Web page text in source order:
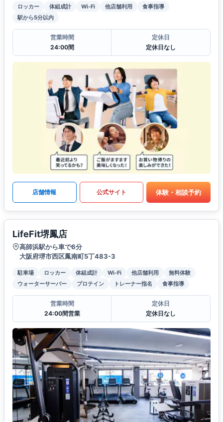
ロッカー 体組成計 Wi-Fi 他店舗利用
食事指導
駅から5分以内
営業時間
24:00間
定休日
定休日なし
店舗情報 公式サイト 体験・相談予約
LifeFit堺鳳店
高師浜駅から車で6分
大阪府堺市西区鳳南町5丁483-3
駐車場 ロッカー 体組成計 Wi-Fi 他店舗利用
無料体験
ウォーターサーバー
プロテイン トレーナー指名 食事指導
営業時間
24:00間営業
定休日
定休日なし